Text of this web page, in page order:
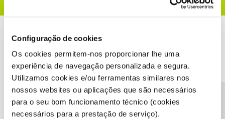
Configuração de cookies
Os cookies permitem-nos proporcionar lhe uma
experiência de navegação personalizada e segura.
Utilizamos cookies e/ou ferramentas similares nos
nossos websites ou aplicações que são necessários
para o seu bom funcionamento técnico (cookies
necessários para a prestação de serviço).
Condições do Fórum NOS Accessibility statement